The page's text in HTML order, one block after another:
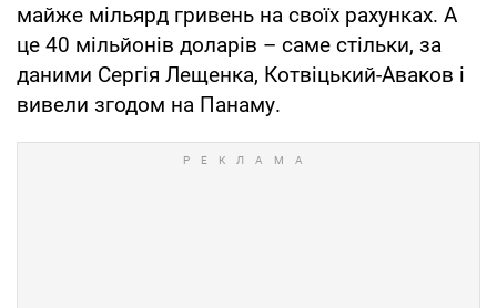
майже мільярд гривень на своїх рахунках. А
це 40 мільйонів доларів – саме стільки, за
даними Сергія Лещенка, Котвіцький-Аваков і
вивели згодом на Панаму.